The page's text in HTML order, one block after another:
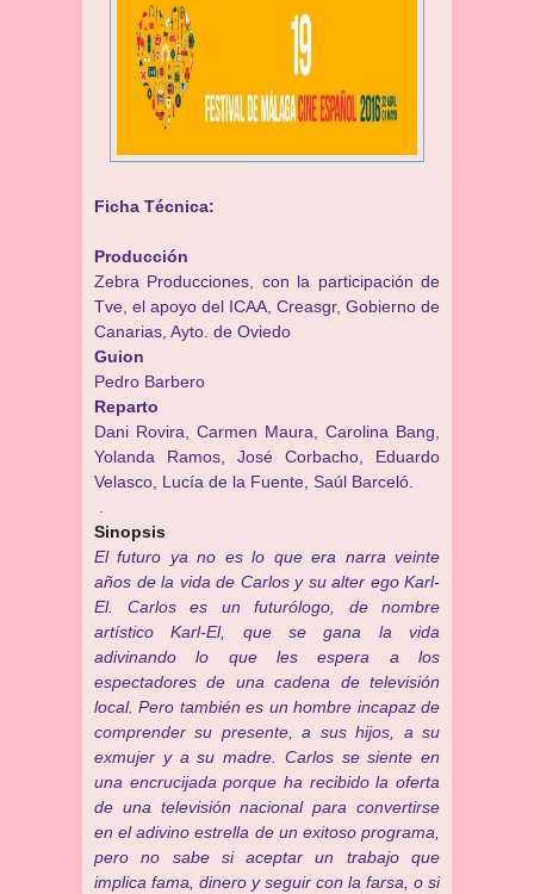
Ficha Técnica:
Producción
Zebra Producciones, con la participación de
Tve, el apoyo del ICAA, Creasgr, Gobierno de
Canarias, Ayto. de Oviedo
Guion
Pedro Barbero
Reparto
Dani Rovira, Carmen Maura, Carolina Bang,
Yolanda Ramos, José Corbacho, Eduardo
Velasco, Lucía de la Fuente, Saúl Barceló.
Sinopsis
El futuro ya no es lo que era narra veinte
años de la vida de Carlos y su alter ego Karl-
El. Carlos es un futurólogo, de nombre
artístico Karl-El, que se gana la vida
adivinando lo que les espera a los
espectadores de una cadena de televisión
local. Pero también es un hombre incapaz de
comprender su presente, a sus hijos, a su
exmujer y a su madre. Carlos se siente en
una encrucijada porque ha recibido la oferta
de una televisión nacional para convertirse
en el adivino estrella de un exitoso programa,
pero no sabe si aceptar un trabajo que
implica fama, dinero y seguir con la farsa, o si